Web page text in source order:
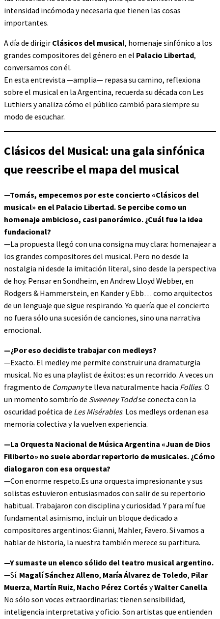
intensidad incómoda y necesaria que tienen las cosas
importantes.
A día de dirigir Clásicos del musical, homenaje sinfónico a los
grandes compositores del género en el Palacio Libertad,
conversamos con él.
En esta entrevista —amplia— repasa su camino, reflexiona
sobre el musical en la Argentina, recuerda su década con Les
Luthiers y analiza cómo el público cambió para siempre su
modo de escuchar.
Clásicos del Musical: una gala sinfónica
que reescribe el mapa del musical
—Tomás, empecemos por este concierto «Clásicos del
musical» en el Palacio Libertad. Se percibe como un
homenaje ambicioso, casi panorámico. ¿Cuál fue la idea
fundacional?
—La propuesta llegó con una consigna muy clara: homenajear a
los grandes compositores del musical. Pero no desde la
nostalgia ni desde la imitación literal, sino desde la perspectiva
de hoy. Pensar en Sondheim, en Andrew Lloyd Webber, en
Rodgers & Hammerstein, en Kander y Ebb… como arquitectos
de un lenguaje que sigue respirando. Yo quería que el concierto
no fuera sólo una sucesión de canciones, sino una narrativa
emocional.
—¿Por eso decidiste trabajar con medleys?
—Exacto. El medley me permite construir una dramaturgia
musical. No es una playlist de éxitos: es un recorrido. A veces un
fragmento de Companyte lleva naturalmente hacia Follies. O
un momento sombrío de Sweeney Toddse conecta con la
oscuridad poética de Les Misérables. Los medleys ordenan esa
memoria colectiva y la vuelven experiencia.
—La Orquesta Nacional de Música Argentina «Juan de Dios
Filiberto» no suele abordar repertorio de musicales. ¿Cómo
dialogaron con esa orquesta?
—Con enorme respeto.Es una orquesta impresionante y sus
solistas estuvieron entusiasmados con salir de su repertorio
habitual. Trabajaron con disciplina y curiosidad. Y para mí fue
fundamental asimismo, incluir un bloque dedicado a
compositores argentinos: Gianni, Mahler, Favero. Si vamos a
hablar de historia, la nuestra también merece su partitura.
—Y sumaste un elenco sólido del teatro musical argentino.
—Sí. Magalí Sánchez Alleno, María Álvarez de Toledo, Pilar
Muerza, Martín Ruiz, Nacho Pérez Cortés yWalter Canella.
No sólo son voces extraordinarias: tienen sensibilidad,
inteligencia interpretativa y oficio. Son artistas que entienden